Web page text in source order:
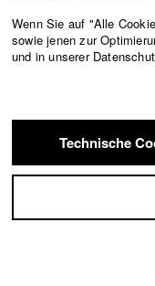
Wenn Sie auf "Alle
sowie jenen zur
und in unserer
Technische